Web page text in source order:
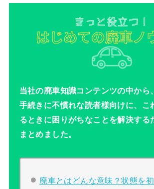
当社の廃車知識コンテンツの中から
手続きに不慣れな読者様向けに、こ
るときに困りがちなことを解決する
まとめました。
廃車とはどんな意味？状態を